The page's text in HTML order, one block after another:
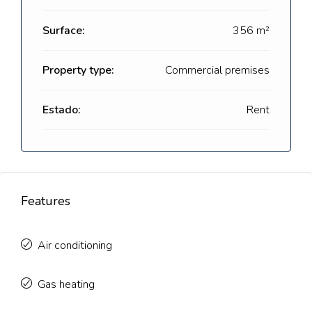
Surface: 356 m²
Property type: Commercial premises
Estado: Rent
Features
Air conditioning
Gas heating